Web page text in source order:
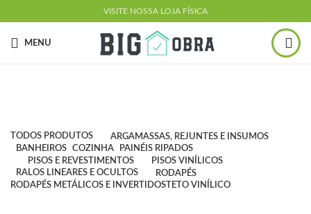
VISITE NOSSA LOJA FÍSICA
MENU
TODOS PRODUTOS
ARGAMASSAS, REJUNTES E INSUMOS
BANHEIROS
COZINHA
PAINÉIS RIPADOS
PISOS E REVESTIMENTOS
PISOS VINÍLICOS
RALOS LINEARES E OCULTOS
RODAPÉS
RODAPÉS METÁLICOS E INVERTIDOS TETO VINÍLICO